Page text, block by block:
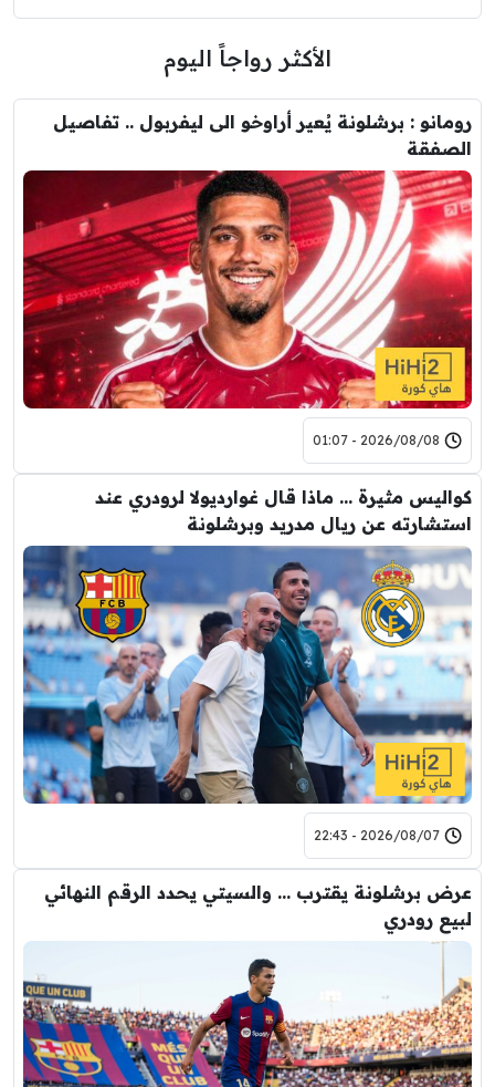
الأكثر رواجاً اليوم
رومانو : برشلونة يُعير أراوخو الى ليفربول .. تفاصيل
الصفقة
2026/08/08 - 01:07
كواليس مثيرة … ماذا قال غوارديولا لرودري عند
استشارته عن ريال مدريد وبرشلونة
2026/08/07 - 22:43
عرض برشلونة يقترب … والسيتي يحدد الرقم النهائي
لبيع رودري